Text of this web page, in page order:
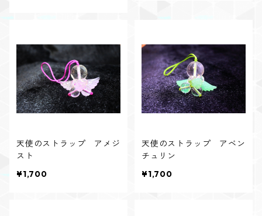
天使のストラップ アメジ
スト
¥1,700
天使のストラップ アベン
チュリン
¥1,700